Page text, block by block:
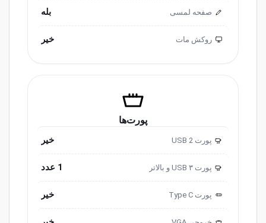
صفحه لمسی بله
روکش مات خیر
پورت‌ها
2.0 پورت USB 2 خیر
3.0 پورت USB ۳ و ‌‌بالاتر 1 عدد
پورت ‌‌Type C خیر